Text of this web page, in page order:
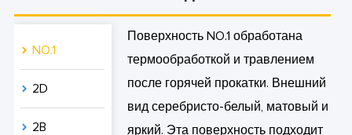
NO.1
2D
2B
Поверхность NO.1 обработана
термообработкой и травлением
после горячей прокатки. Внешний
вид серебристо-белый, матовый и
яркий. Эта поверхность подходит